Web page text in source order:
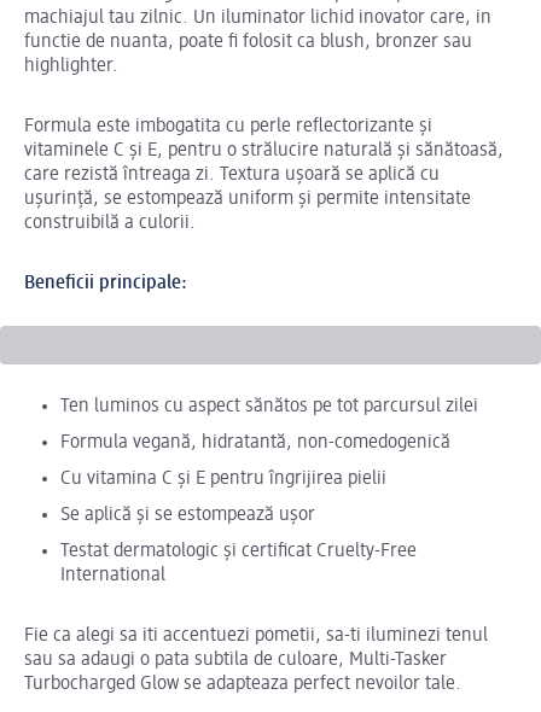
machiajul tau zilnic. Un iluminator lichid inovator care, in
functie de nuanta, poate fi folosit ca blush, bronzer sau
highlighter.
Formula este imbogatita cu perle reflectorizante și
vitaminele C și E, pentru o strălucire naturală și sănătoasă,
care rezistă întreaga zi. Textura ușoară se aplică cu
ușurință, se estompează uniform și permite intensitate
construibilă a culorii.
Beneficii principale:
Ten luminos cu aspect sănătos pe tot parcursul zilei
Formula vegană, hidratantă, non-comedogenică
Cu vitamina C și E pentru îngrijirea pielii
Se aplică și se estompează ușor
Testat dermatologic și certificat Cruelty-Free
International
Fie ca alegi sa iti accentuezi pometii, sa-ti iluminezi tenul
sau sa adaugi o pata subtila de culoare, Multi-Tasker
Turbocharged Glow se adapteaza perfect nevoilor tale.